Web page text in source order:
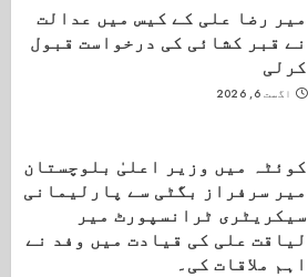
میر رضا علی کے کیس میں عدالت
نے قبر کشائی کی درخواست قبول
کرلی
اگست 6, 2026
کوئٹہ میں وزیر اعلیٰ بلوچستان
میر سرفراز بگٹی سے پارلیمانی
سیکریٹری ٹرانسپورٹ میر
لیاقت علی کی قیادت میں وفد نے
اہم ملاقات کی۔